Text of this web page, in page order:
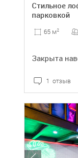
Стильное
парковкой
65 м2
Закрыта
1 отзыв